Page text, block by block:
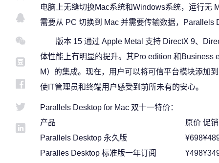
电脑上无缝切换Mac系统和Windows系统，运行无
需要从 PC 切换到 Mac 并需要传输数据，Parallels
版本 15 通过 Apple Metal 支持 DirectX 9、
体性能上有明显的提升。其Pro edition 和Business
M）的集成。现在，用户可以将可信平台模块添加
使IT管理员和终端用户感受到前所未有的安心。
Parallels Desktop for Mac 双十一特价：
产品
原价 促
Parallels Desktop 永久版
¥698
Paralles Desktop 标准版一年订阅
¥498